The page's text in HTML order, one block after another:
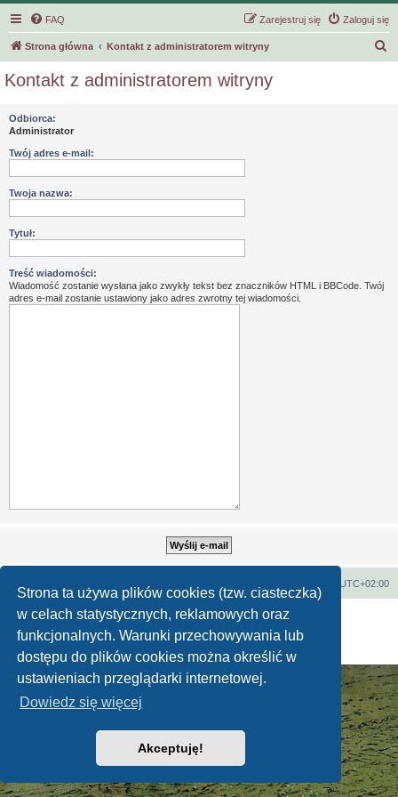
Strona ta używa plików cookies (tzw. ciasteczka)
w celach statystycznych, reklamowych oraz
funkcjonalnych. Warunki przechowywania lub
dostępu do plików cookies można określić w
ustawieniach przeglądarki internetowej.
Dowiedz się więcej
Akceptuję!
FAQ Zaloguj się
Zarejestruj się
Strona główna Kontakt z administratorem witryny
Kontakt z administratorem witryny
Odbiorca:
Administrator
Twój adres e-mail:
Twoja nazwa:
Tytuł:
Treść wiadomości:
Wiadomość zostanie wysłana jako zwykły tekst bez znaczników HTML i BBCode. Twój
adres e-mail zostanie ustawiony jako adres zwrotny tej wiadomości.
UTC+02:00
Technologię dostarczaphpBB® Forum Software © phpBB Limited
Polski pakiet językowy dostarczaphpBB.pl